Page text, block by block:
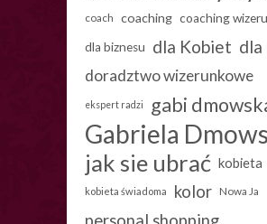
coach coaching coaching
dla biznesu
dla Kobiet dla
doradztwo wizerunkowe
ekspert radzi gabi
Gabriela
jak sie ubrać kobieta
kobieta świadoma kolor Nowa Ja